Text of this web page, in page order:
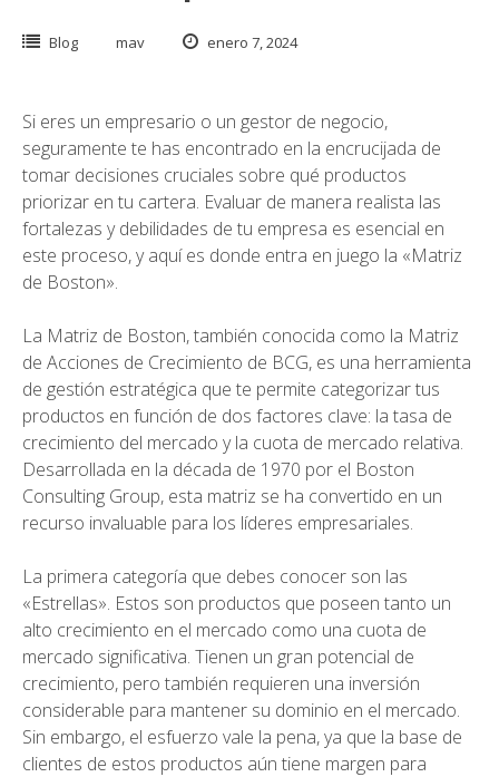
Blog mav enero 7, 2024
Si eres un empresario o un gestor de negocio,
seguramente te has encontrado en la encrucijada de
tomar decisiones cruciales sobre qué productos
priorizar en tu cartera. Evaluar de manera realista las
fortalezas y debilidades de tu empresa es esencial en
este proceso, y aquí es donde entra en juego la «Matriz
de Boston».
La Matriz de Boston, también conocida como la Matriz
de Acciones de Crecimiento de BCG, es una herramienta
de gestión estratégica que te permite categorizar tus
productos en función de dos factores clave: la tasa de
crecimiento del mercado y la cuota de mercado relativa.
Desarrollada en la década de 1970 por el Boston
Consulting Group, esta matriz se ha convertido en un
recurso invaluable para los líderes empresariales.
La primera categoría que debes conocer son las
«Estrellas». Estos son productos que poseen tanto un
alto crecimiento en el mercado como una cuota de
mercado significativa. Tienen un gran potencial de
crecimiento, pero también requieren una inversión
considerable para mantener su dominio en el mercado.
Sin embargo, el esfuerzo vale la pena, ya que la base de
clientes de estos productos aún tiene margen para